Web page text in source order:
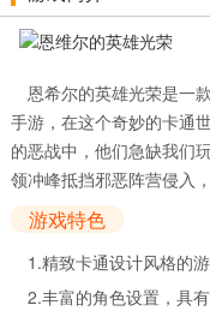
恩希尔的英雄光荣是一
手游，在这个奇妙的卡通
的恶战中，他们急缺我们
领冲峰抵挡邪恶阵营侵入
游戏特色
1.精致卡通设计风格的
2.丰富的角色设置，具